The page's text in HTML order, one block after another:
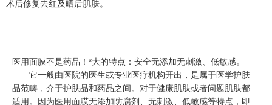
术后修复去红及晒后肌肤。
医用面膜不是药品！*大的特点：安全无添加无刺激、低敏感。
它一般由医院的医生或专业医疗机构开出，是属于医学护肤
品范畴，介于护肤品和药品之间。对于健康肌肤或者问题肌肤都
适用。因为医用面膜无添加防腐剂、无刺激、低敏感等特点，即